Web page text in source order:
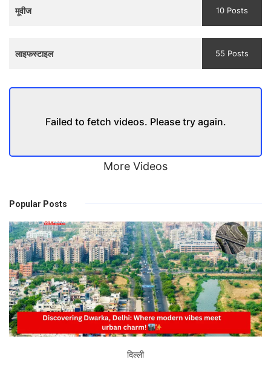
मूवीज 10 Posts
लाइफस्टाइल 55 Posts
Failed to fetch videos. Please try again.
More Videos
Popular Posts
दिल्ली